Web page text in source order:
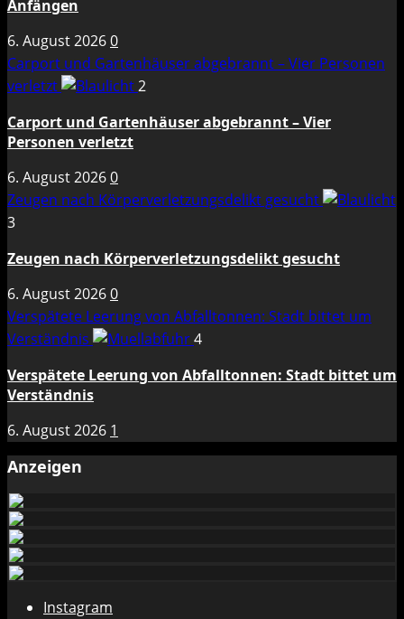
Anfängen
6. August 20260
Carport und Gartenhäuser abgebrannt – Vier Personen
verletzt
2
Carport und Gartenhäuser abgebrannt – Vier
Personen verletzt
6. August 20260
Zeugen nach Körperverletzungsdelikt gesucht
3
Zeugen nach Körperverletzungsdelikt gesucht
6. August 20260
Verspätete Leerung von Abfalltonnen: Stadt bittet um
Verständnis
4
Verspätete Leerung von Abfalltonnen: Stadt bittet um
Verständnis
6. August 2026 1
Anzeigen
Instagram